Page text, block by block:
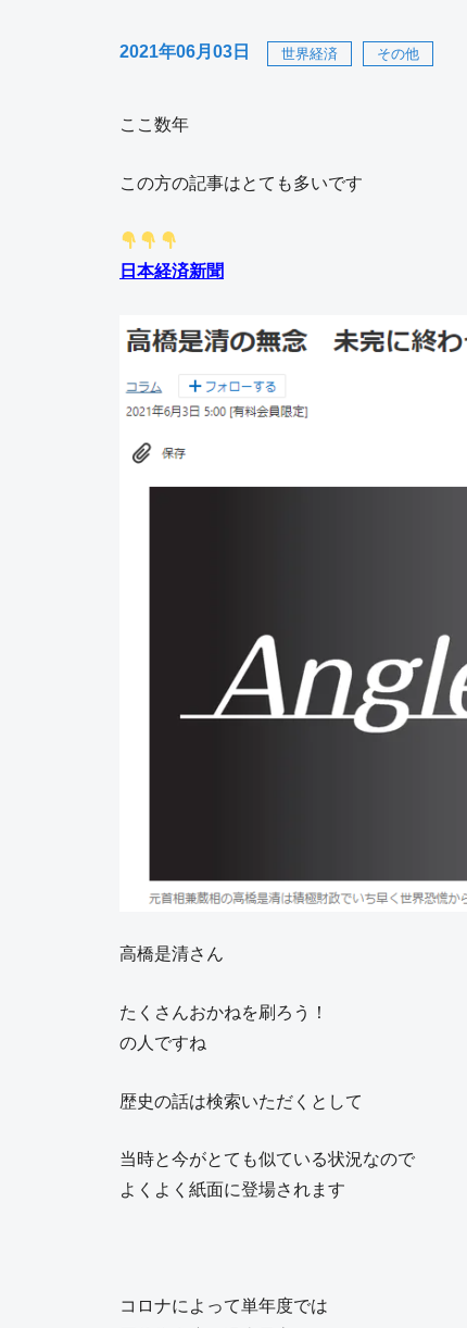
2021年06月03日 世界経済 その他
ここ数年
この方の記事はとても多いです
日本経済新聞
高橋是清さん
たくさんおかねを刷ろう！
の人ですね
歴史の話は検索いただくとして
当時と今がとても似ている状況なので
よくよく紙面に登場されます
コロナによって単年度では